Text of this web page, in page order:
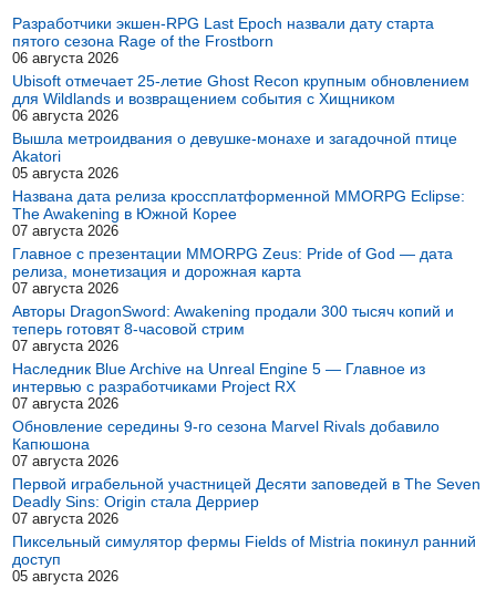
Разработчики экшен-RPG Last Epoch назвали дату старта
пятого сезона Rage of the Frostborn
06 августа 2026
Ubisoft отмечает 25-летие Ghost Recon крупным обновлением
для Wildlands и возвращением события с Хищником
06 августа 2026
Вышла метроидвания о девушке-монахе и загадочной птице
Akatori
05 августа 2026
Названа дата релиза кроссплатформенной MMORPG Eclipse:
The Awakening в Южной Корее
07 августа 2026
Главное с презентации MMORPG Zeus: Pride of God — дата
релиза, монетизация и дорожная карта
07 августа 2026
Авторы DragonSword: Awakening продали 300 тысяч копий и
теперь готовят 8-часовой стрим
07 августа 2026
Наследник Blue Archive на Unreal Engine 5 — Главное из
интервью с разработчиками Project RX
07 августа 2026
Обновление середины 9-го сезона Marvel Rivals добавило
Капюшона
07 августа 2026
Первой играбельной участницей Десяти заповедей в The Seven
Deadly Sins: Origin стала Дерриер
07 августа 2026
Пиксельный симулятор фермы Fields of Mistria покинул ранний
доступ
05 августа 2026